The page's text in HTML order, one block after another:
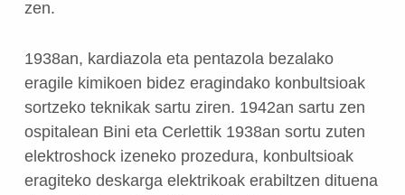
zen.
1938an, kardiazola eta pentazola bezalako
eragile kimikoen bidez eragindako konbultsioak
sortzeko teknikak sartu ziren. 1942an sartu zen
ospitalean Bini eta Cerlettik 1938an sortu zuten
elektroshock izeneko prozedura, konbultsioak
eragiteko deskarga elektrikoak erabiltzen dituena